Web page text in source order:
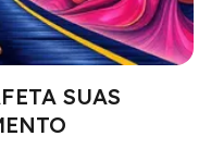
SUAS